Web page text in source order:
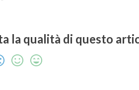
la qualità di questo